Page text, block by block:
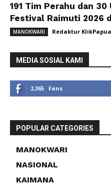
191 Tim Perahu dan 30
Festival Raimuti 2026
MANOKWARI Redaktur KlikPapua
MEDIA SOSIAL KAMI
2,365 Fans
POPULAR CATEGORIES
MANOKWARI
NASIONAL
KAIMANA